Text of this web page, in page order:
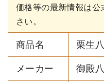
価格等の最新情報は
さい。
商品名
栗生
メーカー
御殿